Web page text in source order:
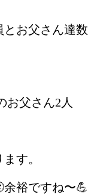
お父さん達数
お父さん2人
す。
裕ですね〜💪